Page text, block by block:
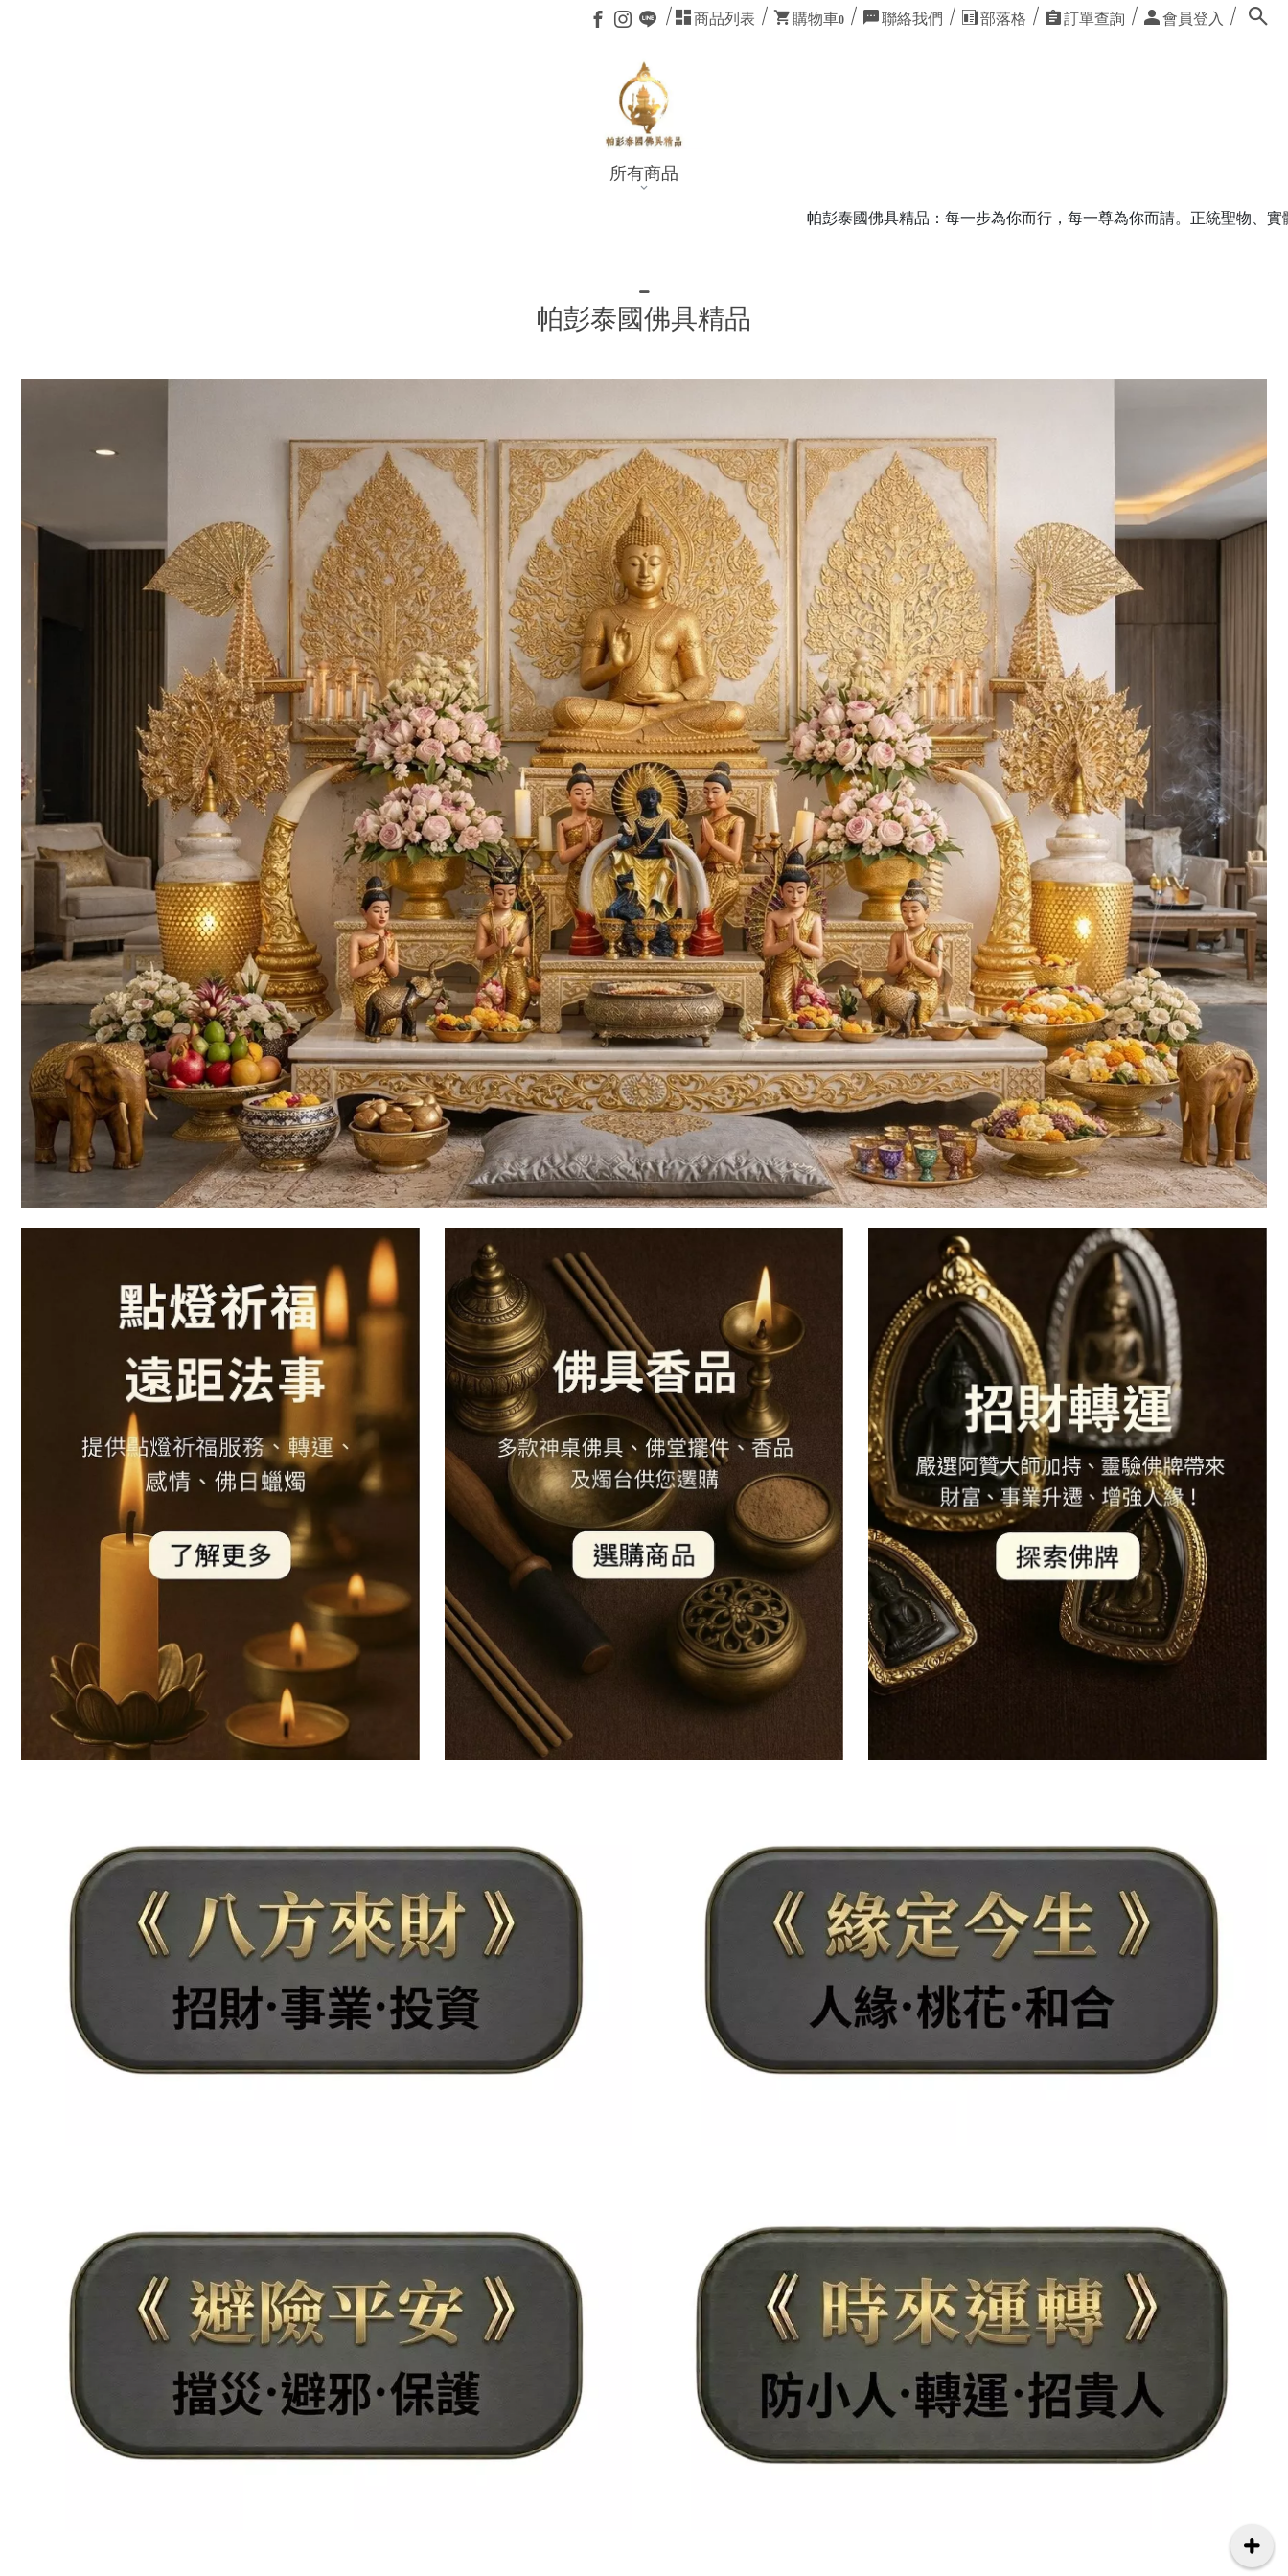
商品列表 購物車0 聯絡我們 部落格 訂單查詢 會員登入
所有商品
帕彭泰國佛具精品：每一步為你而行，每一尊為你而請。正統聖物、實體門市經營 📦全館佛具用品
帕彭泰國佛具精品